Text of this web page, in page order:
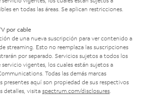
en todas las áreas. Se aplican restricciones.
por cable
de una nueva suscripción para ver contenido a
streaming. Esto no reemplaza las suscripciones
por separado. Servicios sujetos a todos los
vigentes, los cuales están sujetos a
Todas las demás marcas
presentes aquí son propiedad de sus respectivos
detalles, visita spectrum.com/disclosures